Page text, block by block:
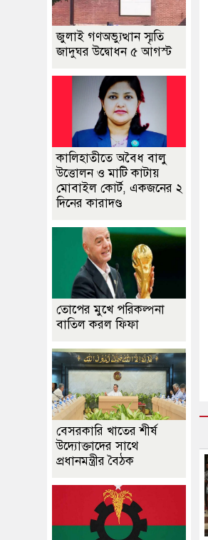
জুলাই গণঅভ্যুত্থান স্মৃতি
জাদুঘর উদ্বোধন ৫ আগস্ট
কালিহাতীতে অবৈধ বালু
উত্তোলন ও মাটি কাটায়
মোবাইল কোর্ট, একজনের ২
দিনের কারাদণ্ড
তোপের মুখে পরিকল্পনা
বাতিল করল ফিফা
বেসরকারি খাতের শীর্ষ
উদ্যোক্তাদের সাথে
প্রধানমন্ত্রীর বৈঠক